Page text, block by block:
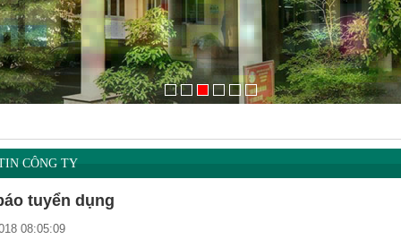
CÔNG TY
tuyển dụng
08:05:09